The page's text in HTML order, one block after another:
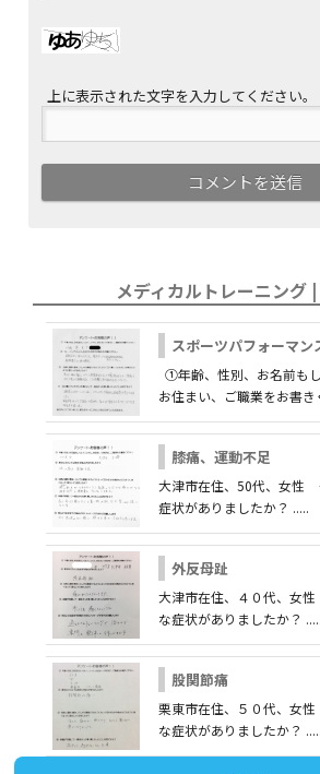
上に表示された文字を入力してください。
メディカルトレーニング
スポーツパフォーマン
①年齢、性別、お名前もし
お住まい、ご職業をお書き
膝痛、運動不足
大津市在住、50代、女性
症状がありましたか？ .....
外反母趾
大津市在住、４０代、女
な症状がありましたか？ .....
股関節痛
栗東市在住、５０代、女
な症状がありましたか？ .....